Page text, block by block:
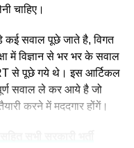
चाहिए।
कई सवाल पूछे जाते है, विगत
में विज्ञान से भर भर के सवाल
से पूछे गये थे। इस आर्टिकल
सवाल ले कर आये है जो
करने में मददगार होंगें।